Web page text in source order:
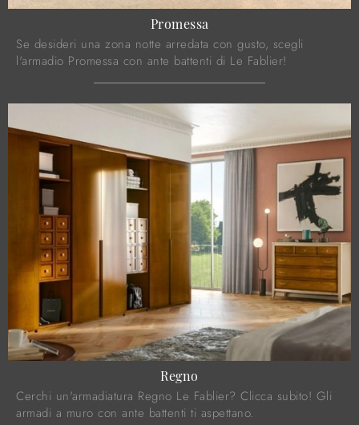
Promessa
Se desideri una zona notte arredata con gusto, scegli
l'armadio Promessa con ante battenti di Le Fablier!
Regno
Cerchi un'armadiatura Regno Le Fablier? Clicca subito! Gli
armadi a muro con ante battenti ti aspettano.